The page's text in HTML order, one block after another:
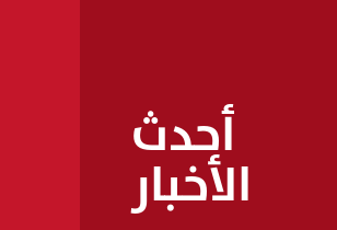
أحدث
الأخبار